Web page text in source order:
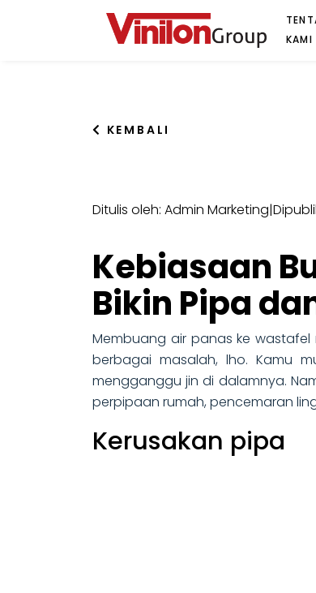
KAMI
KEMBALI
Ditulis oleh: Admin Marketing|
Kebiasaan
Bikin Pipa
Membuang air panas ke
berbagai masalah, lho. Kamu
mengganggu jin di dalamnya.
perpipaan rumah, pencemaran
Kerusakan pipa